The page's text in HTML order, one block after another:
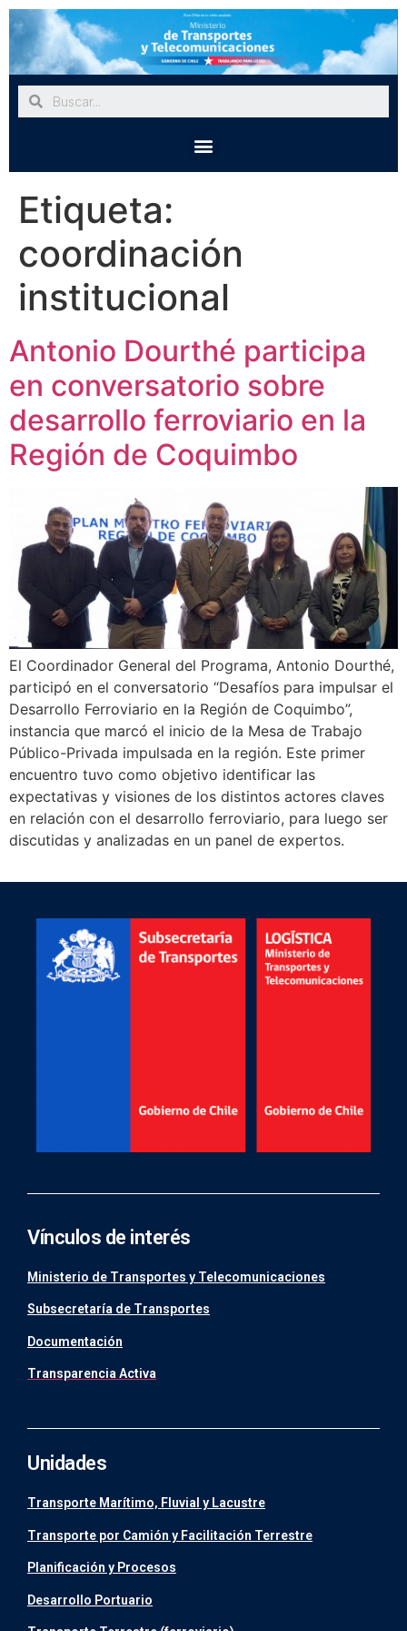
Etiqueta:
coordinación
institucional
Antonio Dourthé participa
en conversatorio sobre
desarrollo ferroviario en la
Región de Coquimbo
El Coordinador General del Programa, Antonio Dourthé,
participó en el conversatorio “Desafíos para impulsar el
Desarrollo Ferroviario en la Región de Coquimbo”,
instancia que marcó el inicio de la Mesa de Trabajo
Público-Privada impulsada en la región. Este primer
encuentro tuvo como objetivo identificar las
expectativas y visiones de los distintos actores claves
en relación con el desarrollo ferroviario, para luego ser
discutidas y analizadas en un panel de expertos.
Vínculos de interés
Ministerio de Transportes y Telecomunicaciones
Subsecretaría de Transportes
Documentación
Transparencia Activa
Unidades
Transporte Marítimo, Fluvial y Lacustre
Transporte por Camión y Facilitación Terrestre
Planificación y Procesos
Desarrollo Portuario